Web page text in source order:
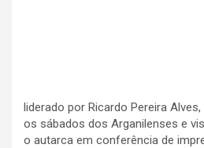
liderado por Ricardo Pereira
os sábados dos Arganilenses e
o autarca em conferência de